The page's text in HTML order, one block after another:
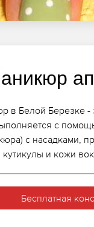
в Белой Березке -
с
с насадками,
и кожи
Бесплатная